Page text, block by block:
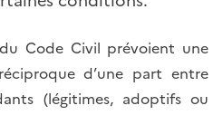
Code Civil prévoient une
d’une part entre
(légitimes, adoptifs ou